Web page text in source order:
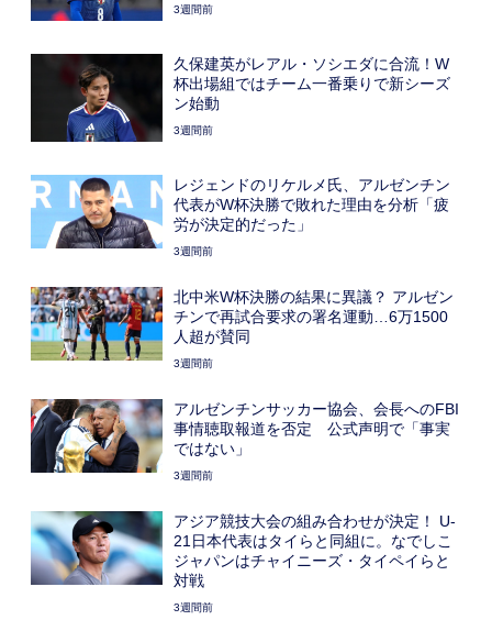
3週間前
久保建英がレアル・ソシエダに合流！W
杯出場組ではチーム一番乗りで新シーズ
ン始動
3週間前
レジェンドのリケルメ氏、アルゼンチン
代表がW杯決勝で敗れた理由を分析「疲
労が決定的だった」
3週間前
北中米W杯決勝の結果に異議？ アルゼン
チンで再試合要求の署名運動…6万1500
人超が賛同
3週間前
アルゼンチンサッカー協会、会長へのFBI
事情聴取報道を否定 公式声明で「事実
ではない」
3週間前
アジア競技大会の組み合わせが決定！ U-
21日本代表はタイらと同組に。なでしこ
ジャパンはチャイニーズ・タイペイらと
対戦
3週間前